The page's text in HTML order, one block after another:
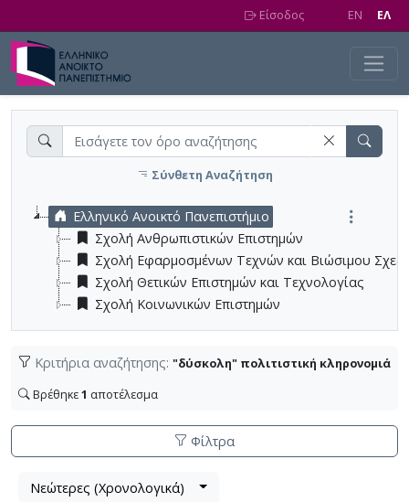
Είσοδος EN EΛ
Σύνθετη Αναζήτηση
Ελληνικό Ανοικτό Πανεπιστήμιο
Σχολή Ανθρωπιστικών Επιστημών
Σχολή Εφαρμοσμένων Τεχνών και Βιώσιμου
Σχολή Θετικών Επιστημών και Τεχνολογίας
Σχολή Κοινωνικών Επιστημών
Κριτήρια αναζήτησης: "δύσκολη" πολιτιστική κληρονομιά
Βρέθηκε1 αποτέλεσμα
Φίλτρα
Βρέθηκε
ΛίσταΝεώτερες (Χρονολογικά)